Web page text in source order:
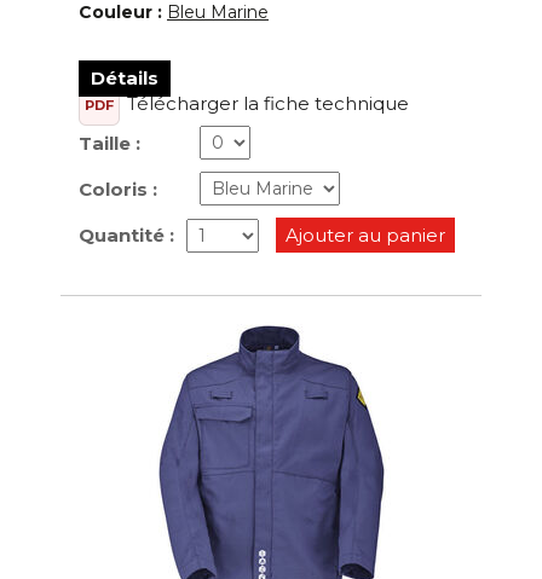
Couleur : Bleu Marine
Détails
PDF
Télécharger la fiche technique
Taille :
Coloris :
Quantité : Ajouter au panier